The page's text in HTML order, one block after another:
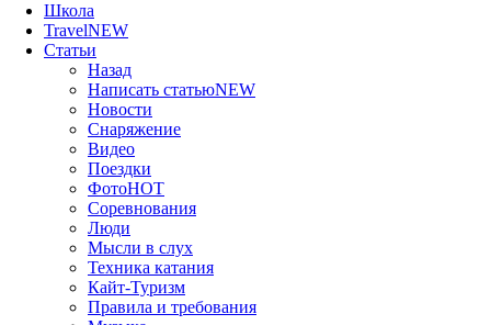
Школа
TravelNEW
Статьи
Назад
Написать статьюNEW
Новости
Снаряжение
Видео
Поездки
ФотоHOT
Соревнования
Люди
Мысли в слух
Техника катания
Кайт-Туризм
Правила и требования